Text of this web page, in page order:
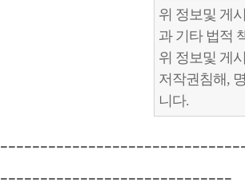
위 정보및 게
과 기타 법적
위 정보및 게
저작권침해,
니다.
-----------------------------